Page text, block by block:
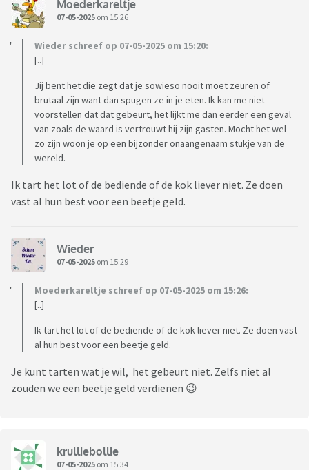
Moederkareltje
07-05-2025 om 15:26
Wieder schreef op 07-05-2025 om 15:20:
[..]
Jij bent het die zegt dat je sowieso nooit moet zeuren of
brutaal zijn want dan spugen ze in je eten. Ik kan me niet
voorstellen dat dat gebeurt, het lijkt me dan eerder een geval
van zoals de waard is vertrouwt hij zijn gasten. Mocht het wel
zo zijn woon je op een bijzonder onaangenaam stukje van de
wereld.
Ik tart het lot of de bediende of de kok liever niet. Ze doen
vast al hun best voor een beetje geld.
Wieder
07-05-2025 om 15:29
Moederkareltje schreef op 07-05-2025 om 15:26:
[..]
Ik tart het lot of de bediende of de kok liever niet. Ze doen vast
al hun best voor een beetje geld.
Je kunt tarten wat je wil, het gebeurt niet. Zelfs niet al
zouden we een beetje geld verdienen 😉
krulliebollie
07-05-2025 om 15:34